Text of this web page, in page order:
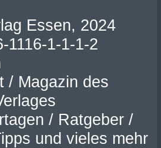
Essen, 2024
1116-1-1-1-2
/ Magazin des
/ Ratgeber /
und vieles mehr